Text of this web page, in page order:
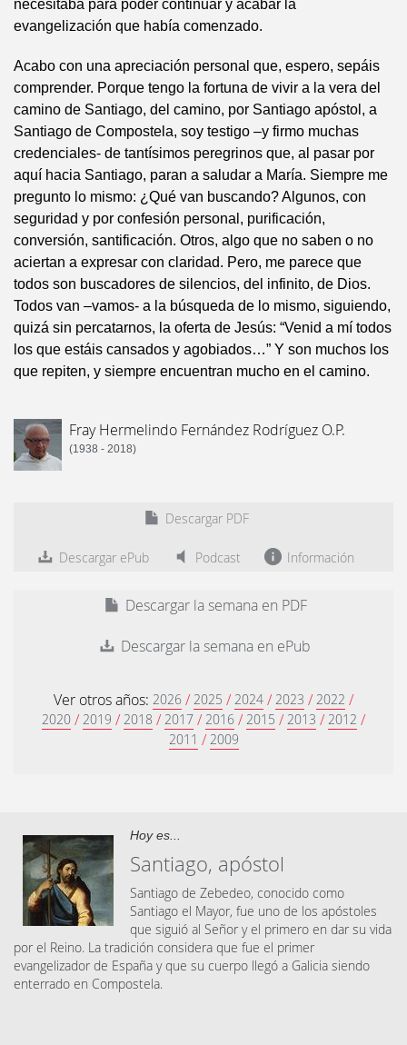
necesitaba para poder continuar y acabar la
evangelización que había comenzado.
Acabo con una apreciación personal que, espero, sepáis
comprender. Porque tengo la fortuna de vivir a la vera del
camino de Santiago, del camino, por Santiago apóstol, a
Santiago de Compostela, soy testigo –y firmo muchas
credenciales- de tantísimos peregrinos que, al pasar por
aquí hacia Santiago, paran a saludar a María. Siempre me
pregunto lo mismo: ¿Qué van buscando? Algunos, con
seguridad y por confesión personal, purificación,
conversión, santificación. Otros, algo que no saben o no
aciertan a expresar con claridad. Pero, me parece que
todos son buscadores de silencios, del infinito, de Dios.
Todos van –vamos- a la búsqueda de lo mismo, siguiendo,
quizá sin percatarnos, la oferta de Jesús: “Venid a mí todos
los que estáis cansados y agobiados…” Y son muchos los
que repiten, y siempre encuentran mucho en el camino.
Fray Hermelindo Fernández Rodríguez O.P.
(1938 - 2018)
Descargar PDF
Descargar ePub Podcast Información
Descargar la semana en PDF
Descargar la semana en ePub
Ver otros años: 2026 / 2025 / 2024 / 2023 / 2022 /
2020 / 2019 / 2018 / 2017 / 2016 / 2015 / 2013 / 2012 /
2011 / 2009
Hoy es...
Santiago, apóstol
Santiago de Zebedeo, conocido como
Santiago el Mayor, fue uno de los apóstoles
que siguió al Señor y el primero en dar su vida
por el Reino. La tradición considera que fue el primer
evangelizador de España y que su cuerpo llegó a Galicia siendo
enterrado en Compostela.